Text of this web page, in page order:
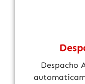
Despacho